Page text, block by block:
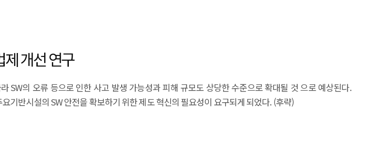
개선 연구
SW의 오류 등으로 인한 사고 발생 가능성과 피해 규모도 상당한 수준으로 확대될 것 으로 예상된다.
기반시설의 SW 안전을 확보하기 위한 제도 혁신의 필요성이 요구되게 되었다. (후략)